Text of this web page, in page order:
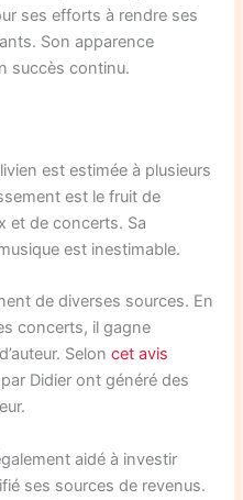
ses efforts à rendre ses
Son apparence
succès continu.
est estimée à plusieurs
est le fruit de
et de concerts. Sa
est inestimable.
de diverses sources. En
concerts, il gagne
Seloncet avis
Didier ont généré des
aidé à investir
ses sources de revenus.